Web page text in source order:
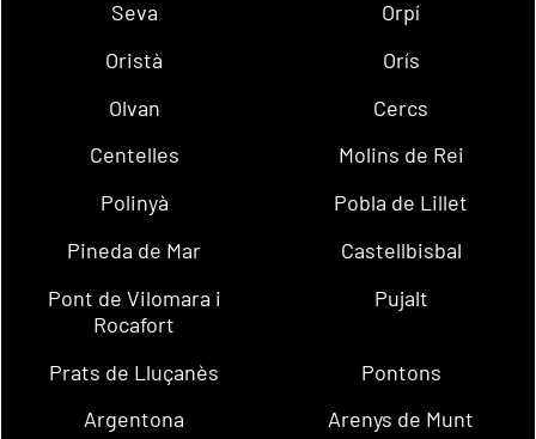
Seva
Orpí
Oristà
Orís
Olvan
Cercs
Centelles
Molins de Rei
Polinyà
Pobla de Lillet
Pineda de Mar
Castellbisbal
Pont de Vilomara i
Rocafort
Pujalt
Prats de Lluçanès
Pontons
Argentona
Arenys de Munt